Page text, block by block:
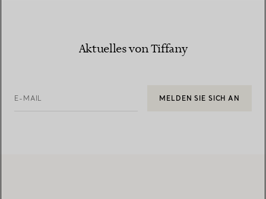
Aktuelles von Tiffany
E-MAIL MELDEN SIE SICH AN